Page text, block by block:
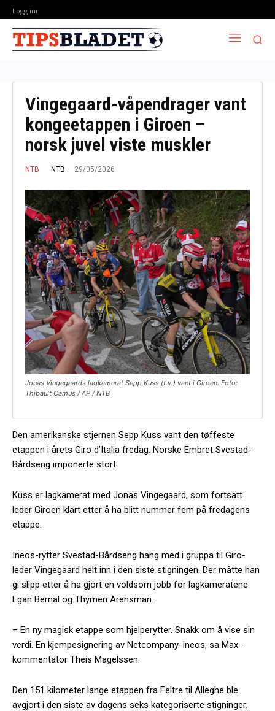
Logg inn
Vingegaard-våpendrager vant
kongeetappen i Giroen –
norsk juvel viste muskler
NTB NTB 29/05/2026
Jonas Vingegaards lagkamerat Sepp Kuss (t.v.) vant i Giroen. Foto:
Thibault Camus / AP / NTB
Den amerikanske stjernen Sepp Kuss vant den tøffeste
etappen i årets Giro d’Italia fredag. Norske Embret Svestad-
Bårdseng imponerte stort.
Kuss er lagkamerat med Jonas Vingegaard, som fortsatt
leder Giroen klart etter å ha blitt nummer fem på fredagens
etappe.
Ineos-rytter Svestad-Bårdseng hang med i gruppa til Giro-
leder Vingegaard helt inn i den siste stigningen. Der måtte han
gi slipp etter å ha gjort en voldsom jobb for lagkameratene
Egan Bernal og Thymen Arensman.
– En ny magisk etappe som hjelperytter. Snakk om å vise sin
verdi. En kjempesignering av Netcompany-Ineos, sa Max-
kommentator Theis Magelssen.
Den 151 kilometer lange etappen fra Feltre til Alleghe ble
avgjort i den siste av dagens seks kategoriserte stigninger.